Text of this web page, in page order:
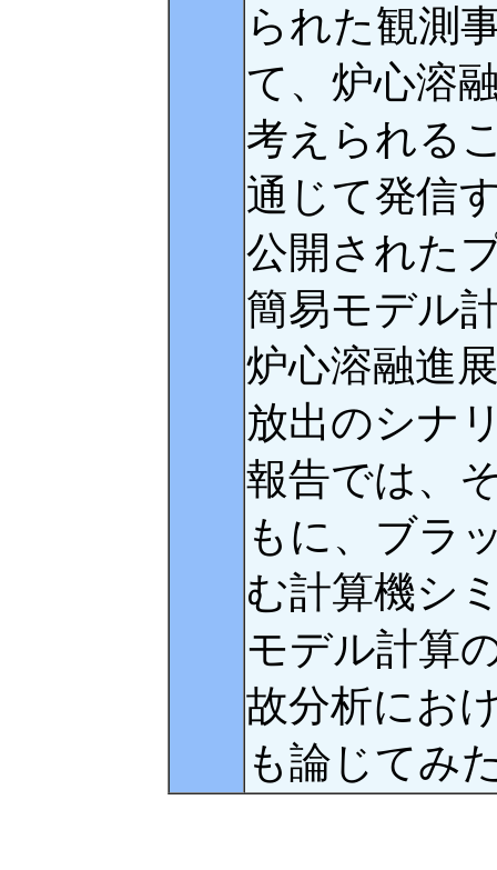
られた観測
て、炉心溶
考えられる
通じて発信
公開された
簡易モデル
炉心溶融進
放出のシナ
報告では、
もに、ブラ
む計算機シ
モデル計算
故分析にお
も論じてみ